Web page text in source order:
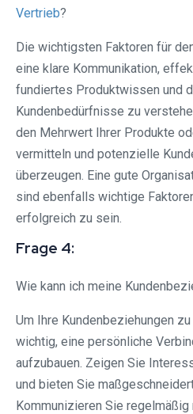
Vertrieb?
Die wichtigsten Faktoren für
eine klare Kommunikation,
fundiertes Produktwissen und
Kundenbedürfnisse zu
den Mehrwert Ihrer Produkte
vermitteln und potenzielle
überzeugen. Eine gute
sind ebenfalls wichtige
erfolgreich zu sein.
Frage 4:
Wie kann ich meine
Um Ihre Kundenbeziehungen
wichtig, eine persönliche
aufzubauen. Zeigen Sie
und bieten Sie
Kommunizieren Sie regelmäßig